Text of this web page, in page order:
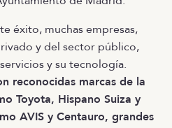
éxito, muchas empresas,
y del sector público,
y su tecnología.
reconocidas marcas de la
Toyota, Hispano Suiza y
AVIS y Centauro, grandes